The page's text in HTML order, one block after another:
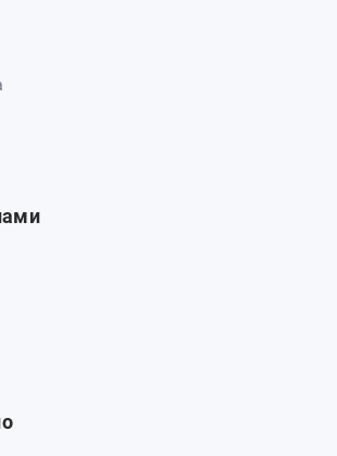
ул. Большая Перспективная 48
Сотни 2
Шевченка, 195